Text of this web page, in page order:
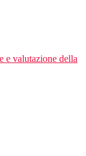
e valutazione della